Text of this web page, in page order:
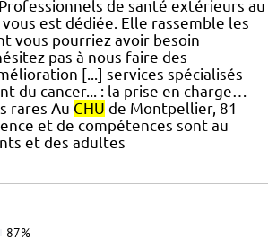
de santé extérieurs au
vous est dédiée. Elle rassemble les
vous pourriez avoir besoin
pas à nous faire des
[...] services spécialisés
du cancer... : la prise en charge…
rares Au CHU de Montpellier, 81
et de compétences sont au
et des adultes
87%